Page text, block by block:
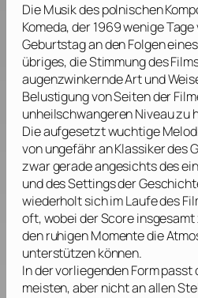
Die Musik des polnischen
Komeda, der 1969 wenige
Geburtstag an den Folgen
übriges, die Stimmung des
augenzwinkernde Art und
Belustigung von Seiten der
unheilschwangeren Niveau zu
Die aufgesetzt wuchtige
von ungefähr an Klassiker des
zwar gerade angesichts des
und des Settings der
wiederholt sich im Laufe des
oft, wobei der Score
den ruhigen Momente die
unterstützen können.
In der vorliegenden Form
meisten, aber nicht an allen